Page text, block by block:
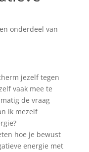
onderdeel van
jezelf tegen
vaak mee te
de vraag
ik mezelf
hoe je bewust
energie met